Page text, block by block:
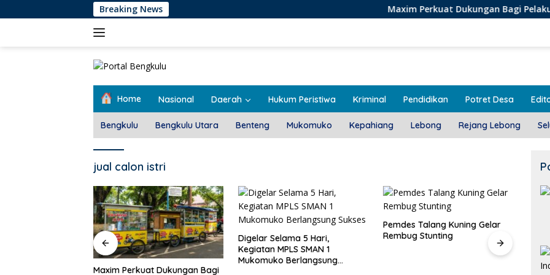
ke
Breaking News Maxim Perkuat Dukungan Bagi Pelaku Usaha
Home Nasional Daerah Hukum Peristiwa Kriminal Pendidikan Potret Desa
Bengkulu Bengkulu Utara Benteng Mukomuko Kepahiang Lebong Rejang Lebong
jual calon istri
Digelar Selama 5 Hari,
Kegiatan MPLS SMAN 1
Mukomuko Berlangsung
Sukses
Pemdes Talang Kuning Gelar
Rembug Stunting
Door To Door, 3 KPM Desa
Mekar Jaya Terima BLT-DD!